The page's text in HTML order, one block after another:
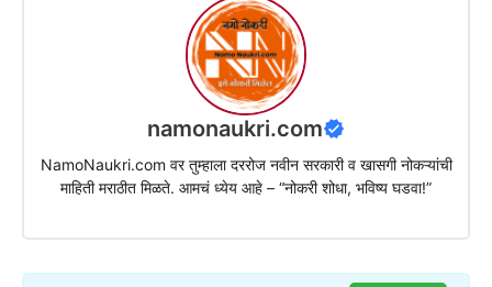
namonaukri.com
NamoNaukri.com वर तुम्हाला दररोज नवीन सरकारी व खासगी नोकऱ्यांची
माहिती मराठीत मिळते. आमचं ध्येय आहे – “नोकरी शोधा, भविष्य घडवा!”